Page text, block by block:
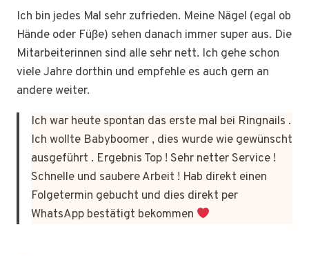
Ich bin jedes Mal sehr zufrieden. Meine Nägel (egal ob
Hände oder Füße) sehen danach immer super aus. Die
Mitarbeiterinnen sind alle sehr nett. Ich gehe schon
viele Jahre dorthin und empfehle es auch gern an
andere weiter.
Ich war heute spontan das erste mal bei Ringnails .
Ich wollte Babyboomer , dies wurde wie gewünscht
ausgeführt . Ergebnis Top ! Sehr netter Service !
Schnelle und saubere Arbeit ! Hab direkt einen
Folgetermin gebucht und dies direkt per
WhatsApp bestätigt bekommen